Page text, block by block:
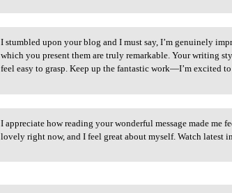
I stumbled upon your blog and
I stumbled upon your blog and I must say, I’m genuinely
which you present them are truly remarkable. Your writing
feel easy to grasp. Keep up the fantastic work—I’m excited
I appreciate how reading your
I appreciate how reading your wonderful message made me
lovely right now, and I feel great about myself. Watch latest